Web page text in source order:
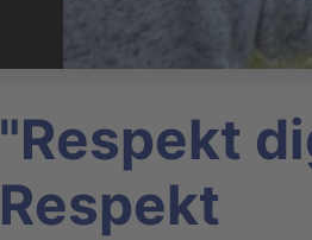
"Respekt
Respekt